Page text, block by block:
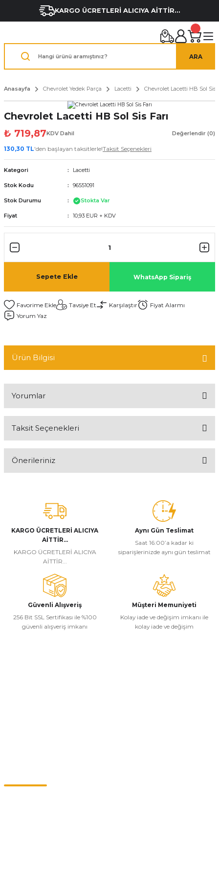
KARGO ÜCRETLERİ ALICIYA AİTTİR...
ARA
Anasayfa Chevrolet Yedek Parça Lacetti Chevrolet Lacetti HB Sol Sis
Chevrolet Lacetti HB Sol Sis Farı
₺ 719,87KDV Dahil Değerlendir (0)
130,30 TL'den başlayan taksitlerle!Taksit Seçenekleri
Kategori Lacetti
Stok Kodu 96551091
Stok Durumu Stokta Var
Fiyat 10,93 EUR + KDV
Sepete Ekle WhatsApp Sipariş
Tavsiye Et Karşılaştır
Fiyat Alarmı
Yorum Yaz
Ürün Bilgisi
Yorumlar
Taksit Seçenekleri
Önerileriniz
tarafımıza iletebilirsiniz.
Görüş ve önerileriniz için teşekkür ederiz.
Ürün resmi kalitesiz, bozuk veya görüntülenemiyor.
Ürün açıklamasında eksik bilgiler bulunuyor.
Ürün bilgilerinde hatalar bulunuyor.
Ürün fiyatı diğer sitelerden daha pahalı.
Bu ürüne benzer farklı alternatifler olmalı.
KARGO ÜCRETLERİ ALICIYA
AİTTİR...
KARGO ÜCRETLERİ ALICIYA
AİTTİR...
Aynı Gün Teslimat
Saat 16:00’a kadar ki
siparişlerinizde aynı gün teslimat
Güvenli Alışveriş
256 Bit SSL Sertifikası ile %100
güvenli alışveriş imkanı
Müşteri Memuniyeti
Kolay iade ve değişim imkanı ile
kolay iade ve değişim